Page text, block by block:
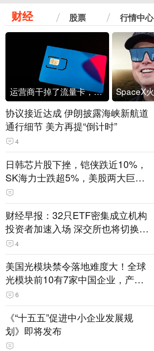
财经 股票 行情中心
运营商干掉了流量卡，他们真的玩不起了
协议接近达成 伊朗披露海峡新航道
通行细节 美方再提“倒计时”
4
日韩芯片股下挫，铠侠跌近10%，
SK海力士跌超5%，美股两大巨头
遭遇业绩杀
财经早报：32只ETF密集成立机构
投资者加速入场 深交所也将切换交
易线路
4
美国光模块禁令落地难度大！全球
光模块前10有7家中国企业，产业
界人士：想“脱钩”并不容易
6
《“十五五”促进中小企业发展规
划》即将发布